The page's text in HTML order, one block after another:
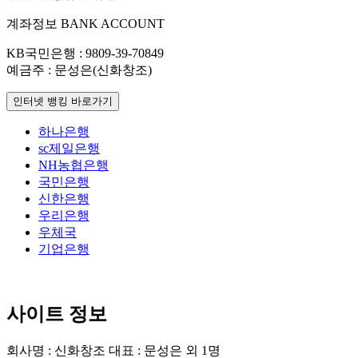
계좌정보 BANK ACCOUNT
KB국민은행 : 9809-39-70849
예금주 : 문성은(신화창조)
인터넷 뱅킹 바로가기
하나은행
sc제일은행
NH농협은행
국민은행
신한은행
우리은행
우체국
기업은행
사이트 정보
회사명 : 신화창조 대표 : 문성은 외 1명